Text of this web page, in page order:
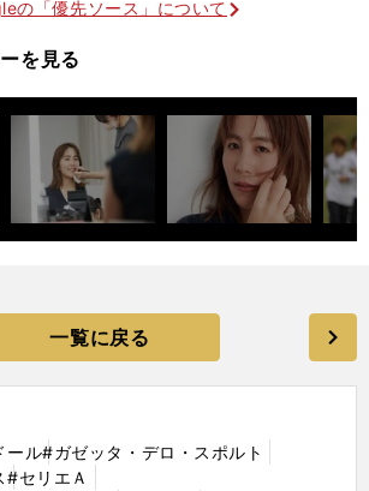
の「優先ソース」について
を見る
一覧に戻る
ール#ガゼッタ・デロ・スポルト
#セリエＡ